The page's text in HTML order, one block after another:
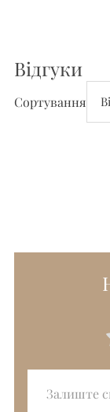
Відгуки та
Відгуки
Сортування